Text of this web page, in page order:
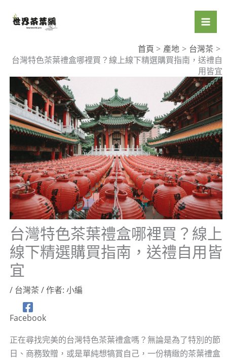
首頁 產地
台灣茶
台灣特色茶葉禮盒哪裡買？線上線下精選購買指南，送禮自
用皆宜
台灣特色茶葉禮盒哪裡買？線上
線下精選購買指南，送禮自用皆
宜
/ 台灣茶 / 作者: 小編
Facebook
正在尋找完美的台灣特色茶葉禮盒嗎？無論是為了特別的節
日、商務致贈，或是單純想犒賞自己，一份精緻的茶葉禮盒